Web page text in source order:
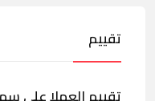
تقييم